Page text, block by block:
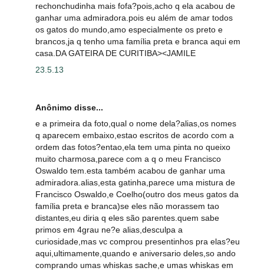
rechonchudinha mais fofa?pois,acho q ela acabou de
ganhar uma admiradora.pois eu além de amar todos
os gatos do mundo,amo especialmente os preto e
brancos,ja q tenho uma família preta e branca aqui em
casa.DA GATEIRA DE CURITIBA><JAMILE
23.5.13
Anônimo disse...
e a primeira da foto,qual o nome dela?alias,os nomes
q aparecem embaixo,estao escritos de acordo com a
ordem das fotos?entao,ela tem uma pinta no queixo
muito charmosa,parece com a q o meu Francisco
Oswaldo tem.esta também acabou de ganhar uma
admiradora.alias,esta gatinha,parece uma mistura de
Francisco Oswaldo,e Coelho(outro dos meus gatos da
família preta e branca)se eles não morassem tao
distantes,eu diria q eles são parentes.quem sabe
primos em 4grau ne?e alias,desculpa a
curiosidade,mas vc comprou presentinhos pra elas?eu
aqui,ultimamente,quando e aniversario deles,so ando
comprando umas whiskas sache,e umas whiskas em